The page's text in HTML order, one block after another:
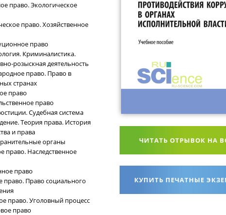
право. Экологическое
право. Хозяйственное
право
Криминалистика.
розыскная деятельность
право. Право в
странах
право
право
Судебная система
Теория права. История
и права
органы
право. Наследственное
право
право. Право социального
право. Уголовный процесс
право
ЧИТАТЬ ОТРЫВОК НА
КУПИТЬ ПЕЧАТНЫЕ